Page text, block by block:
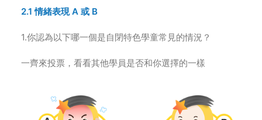
2.1 情緒表現 A 或 B
1.你認為以下哪一個是自閉特色學童常見的情況？
一齊來投票，看看其他學員是否和你選擇的一樣